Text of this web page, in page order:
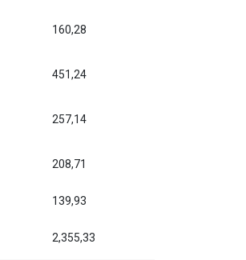
160,28
451,24
257,14
208,71
139,93
2,355,33